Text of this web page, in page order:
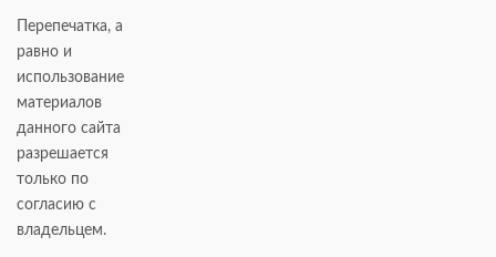
Перепечатка, а
равно и
использование
материалов
данного сайта
разрешается
только по
согласию с
владельцем.